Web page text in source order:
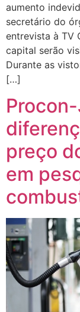
aumento
secretário do
entrevista à TV
capital serão
Durante as
[…]
preço
em